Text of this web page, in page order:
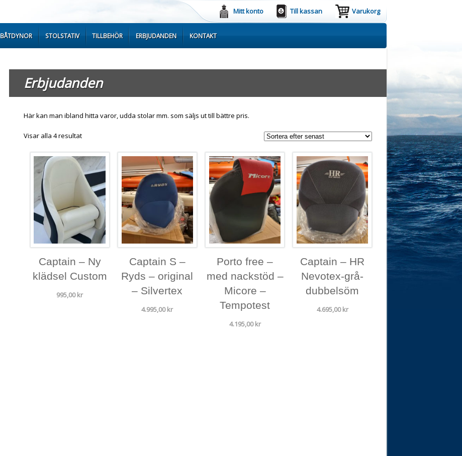
Varukorg
Till kassan
Mitt konto
BÅTDYNOR STOLSTATIV TILLBEHÖR ERBJUDANDEN KONTAKT
Erbjudanden
Här kan man ibland hitta varor, udda stolar mm. som säljs ut till bättre pris.
Visar alla 4 resultatSortera
senaste
Captain – Ny
klädsel Custom
995,00kr
Captain S –
Ryds – original
– Silvertex
4.995,00kr
Porto free –
med nackstöd –
Micore –
Tempotest
4.195,00kr
Captain – HR
Nevotex-grå-
dubbelsöm
4.695,00kr